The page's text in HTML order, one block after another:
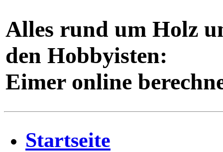
Alles rund um Holz
den Hobbyisten:
Eimer online
Startseite